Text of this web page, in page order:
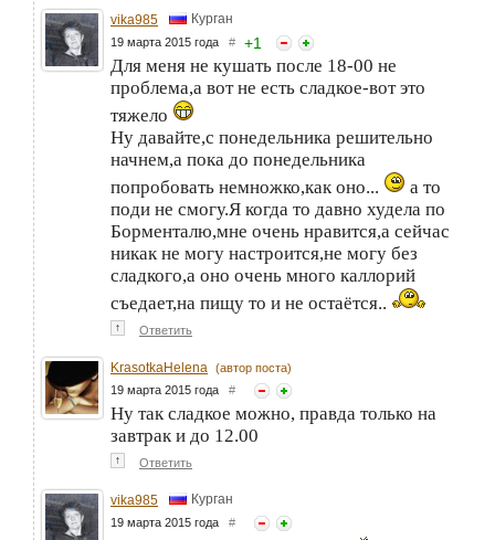
vika985 Курган
19 марта 2015 года # +1
Для меня не кушать после 18-00 не
проблема,а вот не есть сладкое-вот это
тяжело
Ну давайте,с понедельника решительно
начнем,а пока до понедельника
попробовать немножко,как оно...
а то
поди не смогу.Я когда то давно худела по
Борменталю,мне очень нравится,а сейчас
никак не могу настроится,не могу без
сладкого,а оно очень много каллорий
съедает,на пищу то и не остаётся..
↑ Ответить
KrasotkaHelena (автор поста)
19 марта 2015 года #
Ну так сладкое можно, правда только на
завтрак и до 12.00
↑ Ответить
vika985 Курган
19 марта 2015 года #